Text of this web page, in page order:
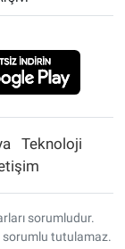
Teknoloji
sorumludur.
sorumlu tutulamaz.